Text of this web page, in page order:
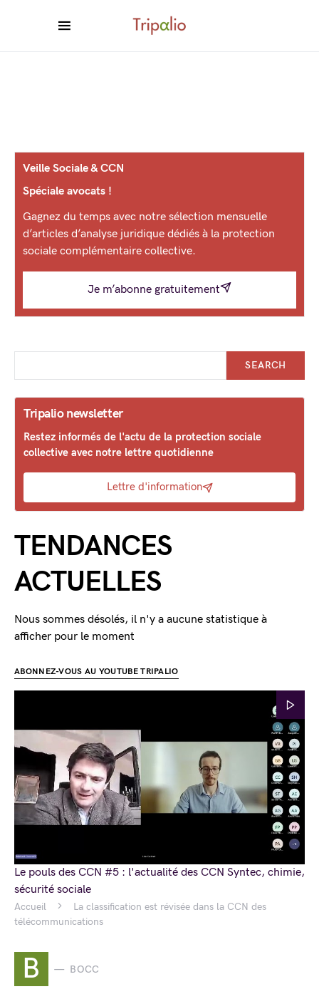
Accueil
La classification est révisée dans la CCN des
télécommunications
B BOCC
Veille Sociale & CCN
Spéciale avocats !
Gagnez du temps avec notre sélection mensuelle
d’articles d’analyse juridique dédiés à la protection
sociale complémentaire collective.
Je m’abonne gratuitement
SEARCH
Tripalio newsletter
Restez informés de l'actu de la protection sociale
collective avec notre lettre quotidienne
Lettre d'information
TENDANCES
ACTUELLES
Nous sommes désolés, il n'y a aucune statistique à
afficher pour le moment
ABONNEZ-VOUS AU YOUTUBE TRIPALIO
Le pouls des CCN #5 : l'actualité des CCN Syntec, chimie,
sécurité sociale